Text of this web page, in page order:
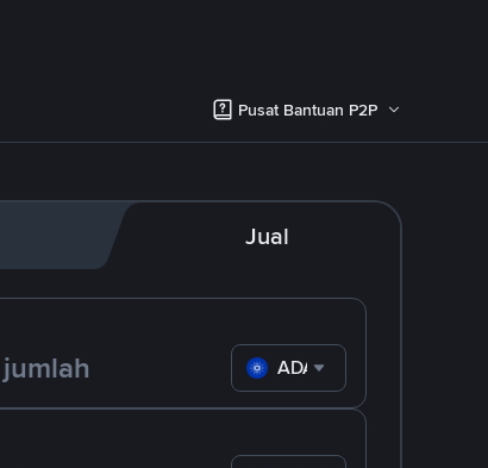
Pusat Bantuan P2P
Jual
ADA